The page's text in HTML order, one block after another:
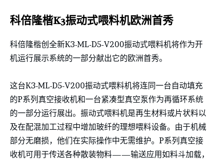
科倍隆楷K3振动式喂料机欧洲首秀
科倍隆楷创全新K3-ML-D5-V200振动式喂料机将作为开
机运行展示系统的一部分献出它的欧洲首秀。
这台K3-ML-D5-V200振动式喂料机将连同一台自动填充
的P系列真空接收机和一台紧凑型真空泵作为再循环系统
的一部分运行展出。振动式喂料机是再生材料或片状料以
及在配混加工过程中增加玻纤的理想喂料设备。由于机械
部分无磨损，他们在实际操作中无需维护。P系列真空接
收机可用于传送各种散装物料——输送应用如料斗加载，